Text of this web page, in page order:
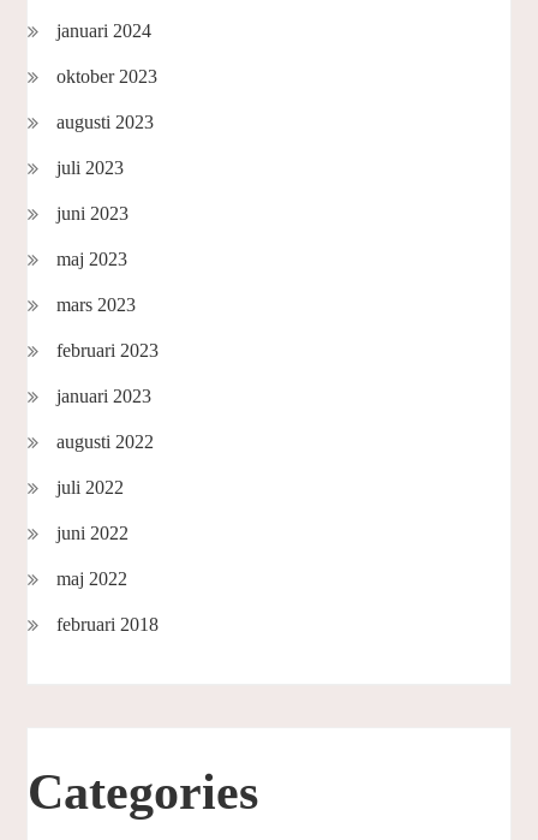
januari 2024
oktober 2023
augusti 2023
juli 2023
juni 2023
maj 2023
mars 2023
februari 2023
januari 2023
augusti 2022
juli 2022
juni 2022
maj 2022
februari 2018
Categories